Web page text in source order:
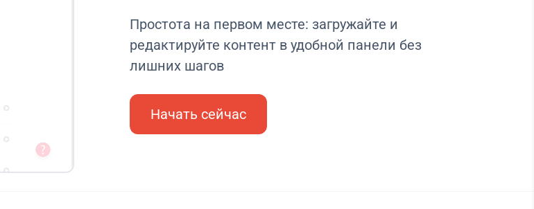
Простота на первом месте: загружайте и
редактируйте контент в удобной панели без
лишних шагов
Начать сейчас